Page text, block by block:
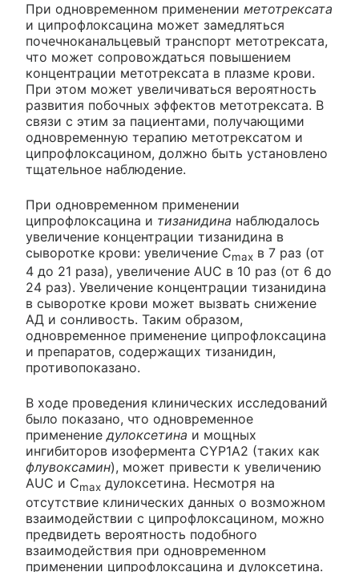
При одновременном применении метотрексата
и ципрофлоксацина может замедляться
почечноканальцевый транспорт метотрексата,
что может сопровождаться повышением
концентрации метотрексата в плазме крови.
При этом может увеличиваться вероятность
развития побочных эффектов метотрексата. В
связи с этим за пациентами, получающими
одновременную терапию метотрексатом и
ципрофлоксацином, должно быть установлено
тщательное наблюдение.
При одновременном применении
ципрофлоксацина и тизанидина наблюдалось
увеличение концентрации тизанидина в
сыворотке крови: увеличение Сmax в 7 раз (от
4 до 21 раза), увеличение AUC в 10 раз (от 6 до
24 раз). Увеличение концентрации тизанидина
в сыворотке крови может вызвать снижение
АД и сонливость. Таким образом,
одновременное применение ципрофлоксацина
и препаратов, содержащих тизанидин,
противопоказано.
В ходе проведения клинических исследований
было показано, что одновременное
применениедулоксетина и мощных
ингибиторов изофермента CYP1A2 (таких как
флувоксамин), может привести к увеличению
AUC и Сmax дулоксетина. Несмотря на
отсутствие клинических данных о возможном
взаимодействии с ципрофлоксацином, можно
предвидеть вероятность подобного
взаимодействия при одновременном
применении ципрофлоксацина и дулоксетина.